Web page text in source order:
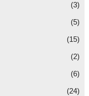
(3)
(5)
(15)
(2)
(6)
(24)